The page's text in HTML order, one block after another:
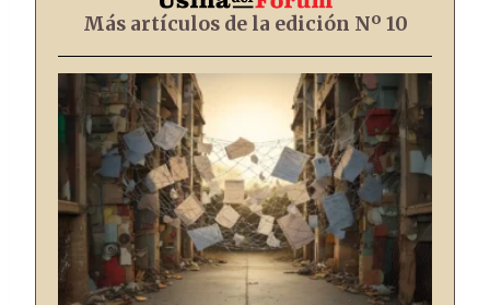
Más artículos de la edición Nº 10